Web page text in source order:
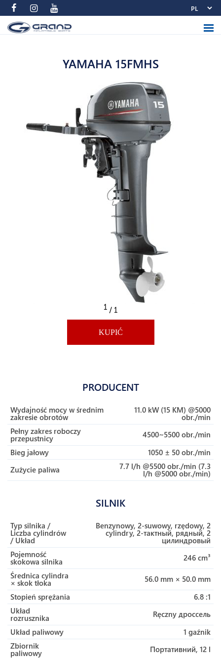
YAMAHA 15FMHS
1 / 1
KUPIĆ
PRODUCENT
Wydajność mocy w średnim
zakresie obrotów
11.0 kW (15 KM) @5000
obr./min
Pełny zakres roboczy
przepustnicy
4500~5500 obr./min
Bieg jałowy
1050 ± 50 obr./min
Zużycie paliwa
7.7 l/h @5500 obr./min (7.3
l/h @5000 obr./min)
SILNIK
Typ silnika /
Liczba cylindrów
/ Układ
Benzynowy, 2-suwowy, rzędowy, 2
cylindry, 2-тактный, рядный, 2
цилиндровый
Pojemność
skokowa silnika
246 cm³
Średnica cylindra
× skok tłoka
56.0 mm × 50.0 mm
Stopień sprężania
6.8 :1
Układ
rozrusznika
Ręczny дроссель
Układ paliwowy
1 gaźnik
Zbiornik
paliwowy
Портативний, 12 l